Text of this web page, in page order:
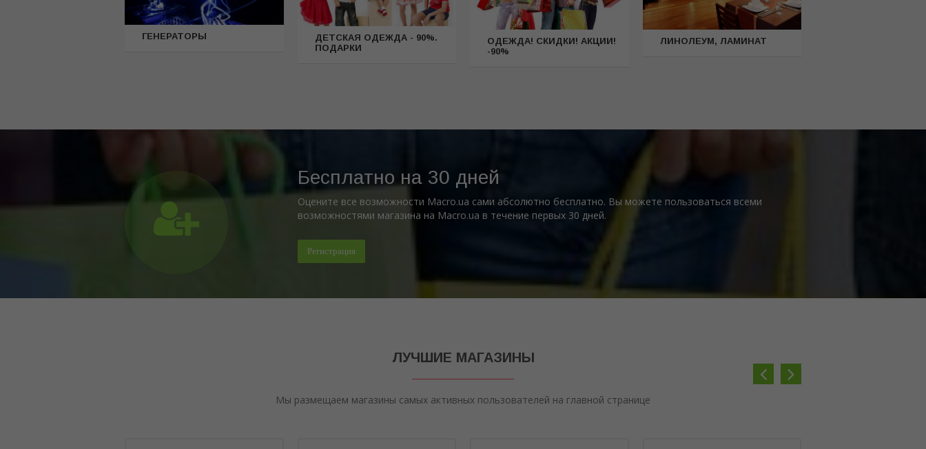
ГЕНЕРАТОРЫ
ДЕТСКАЯ ОДЕЖДА - 90%.
ПОДАРКИ
ОДЕЖДА! СКИДКИ! АКЦИИ!
-90%
ЛИНОЛЕУМ, ЛАМИНАТ
Бесплатно на 30 дней
Оцените все возможности Macro.ua сами абсолютно бесплатно. Вы можете пользоваться всеми
возможностями магазина на Macro.ua в течение первых 30 дней.
Регистрация
ЛУЧШИЕ МАГАЗИНЫ
Мы размещаем магазины самых активных пользователей на главной странице
Previous
Next